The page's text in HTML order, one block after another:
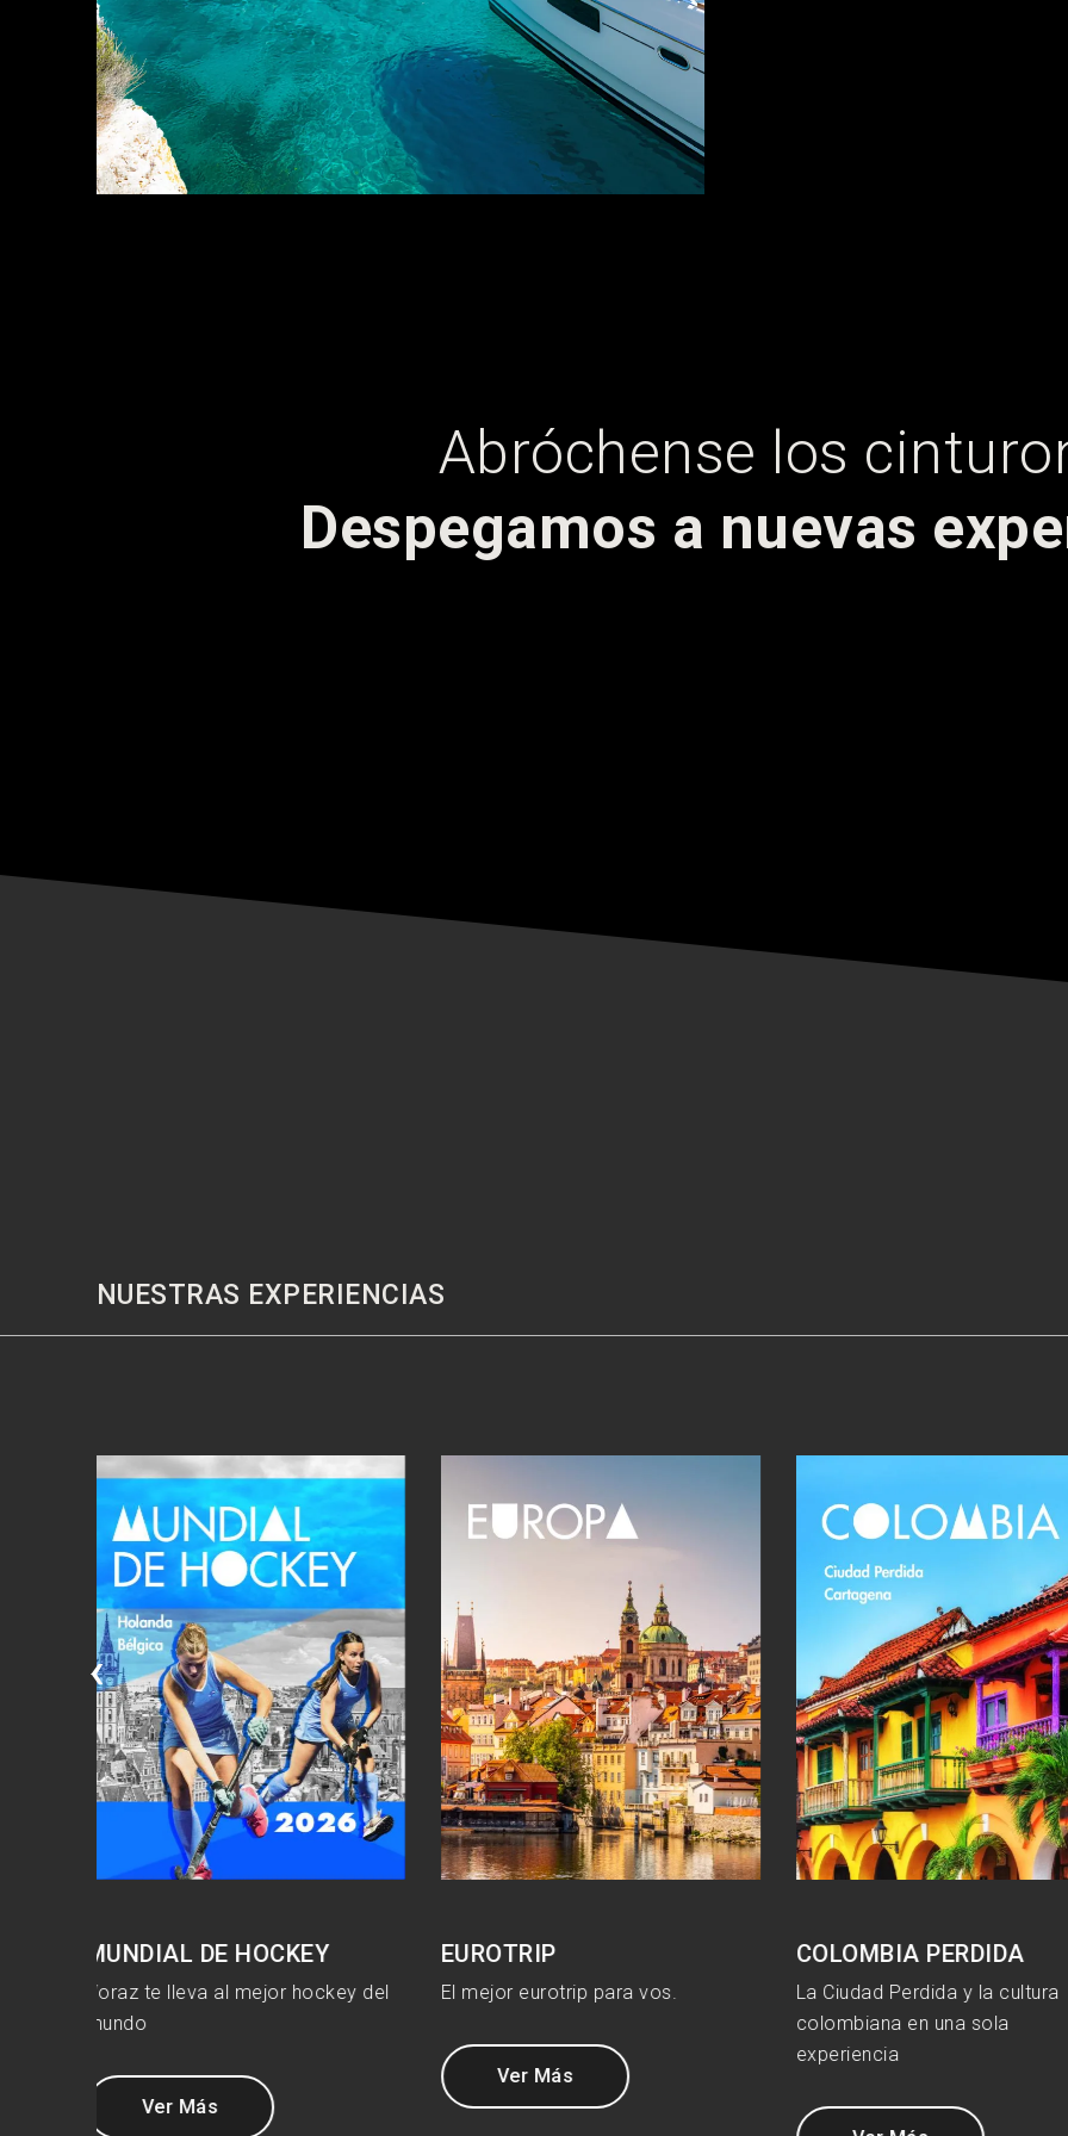
Abróchense los
Despegamos a nuevas
NUESTRAS EXPERIENCIAS
EUROTRIP
El mejor eurotrip para vos.
Ver Más
COLOMBIA PERDIDA
La Ciudad Perdida y la cultura
experiencia
BUZIOS
Un vuelo a las mejores
Brasil
Ver Más
‹